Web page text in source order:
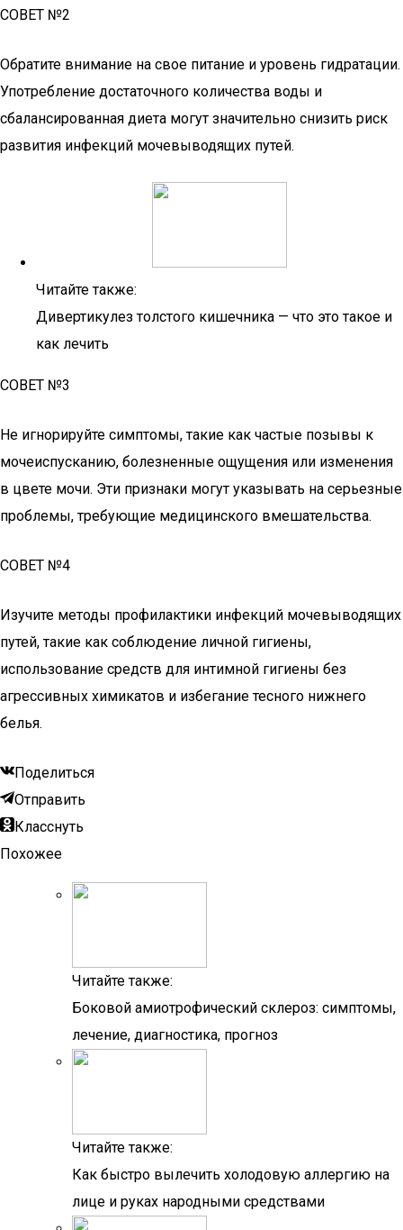
СОВЕТ №2
Обратите внимание на свое питание и уровень гидратации.
Употребление достаточного количества воды и
сбалансированная диета могут значительно снизить риск
развития инфекций мочевыводящих путей.
Читайте также:
Дивертикулез толстого кишечника — что это такое и
как лечить
СОВЕТ №3
Не игнорируйте симптомы, такие как частые позывы к
мочеиспусканию, болезненные ощущения или изменения
в цвете мочи. Эти признаки могут указывать на серьезные
проблемы, требующие медицинского вмешательства.
СОВЕТ №4
Изучите методы профилактики инфекций мочевыводящих
путей, такие как соблюдение личной гигиены,
использование средств для интимной гигиены без
агрессивных химикатов и избегание тесного нижнего
белья.
Поделиться
Отправить
Класснуть
Похожее
Читайте также:
Боковой амиотрофический склероз: симптомы,
лечение, диагностика, прогноз
Читайте также:
Как быстро вылечить холодовую аллергию на
лице и руках народными средствами